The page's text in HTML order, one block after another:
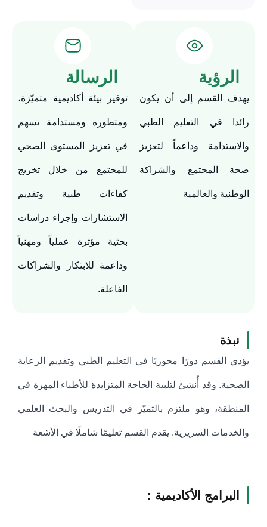
الرؤية
يهدف القسم إلى أن يكون
رائدا في التعليم الطبي
والاستدامة وداعماً لتعزيز
صحة المجتمع والشراكة
الوطنية والعالمية
الرسالة
توفير بيئة أكاديمية متميّزة،
ومتطورة ومستدامة تسهم
في تعزيز المستوى الصحي
للمجتمع من خلال تخريج
كفاءات طبية وتقديم
الاستشارات وإجراء دراسات
بحثية مؤثرة عملياً ومهنياً
وداعمة للابتكار والشراكات
الفاعلة.
نبذة
يؤدي القسم دورًا محوريًا في التعليم الطبي وتقديم الرعاية
الصحية. وقد أُنشئ لتلبية الحاجة المتزايدة للأطباء المهرة في
المنطقة، وهو ملتزم بالتميّز في التدريس والبحث العلمي
والخدمات السريرية. يقدم القسم تعليمًا شاملًا في الأشعة
البرامج الأكاديمية :